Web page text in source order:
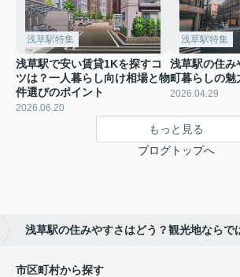
浅草駅特集
浅草駅で安い賃貸1Kを探すコ
ツは？一人暮らし向け相場と物
件選びのポイント
2026.06.20
浅草駅特集
浅草駅の住み
町暮らしの魅
2026.04.29
もっと見る
ブログトップへ
浅草駅の住みやすさはどう？観光地ならで
市区町村から探す